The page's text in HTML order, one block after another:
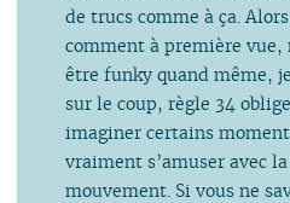
de trucs comme à ça.
comment à première vue,
être funky quand même,
sur le coup, règle 34
imaginer certains
vraiment s’amuser avec
mouvement. Si vous ne